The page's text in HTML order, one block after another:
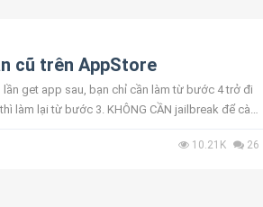
cũ trên AppStore
get app sau, bạn chỉ cần làm từ bước 4 trở đi
làm lại từ bước 3. KHÔNG CẦN jailbreak để cài
10.21K 26